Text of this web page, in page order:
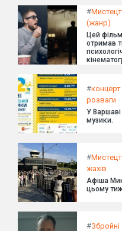
#
(жанр)
Цей
отримав
#концерт
розваги
У Варшаві
музики.
#
жахів
Афіша
цьому
#Збройні